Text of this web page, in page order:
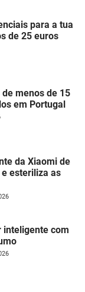
para a tua
de 25 euros
menos de 15
em Portugal
da Xiaomi de
esteriliza as
inteligente com